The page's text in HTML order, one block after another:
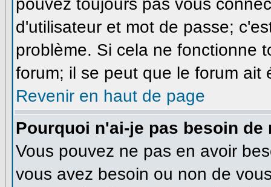
pouvez toujours pas vous
d'utilisateur et mot de passe;
problème. Si cela ne fonctionne
forum; il se peut que le forum ait
Revenir en haut de page
Pourquoi n'ai-je pas besoin de
Vous pouvez ne pas en avoir
vous avez besoin ou non de